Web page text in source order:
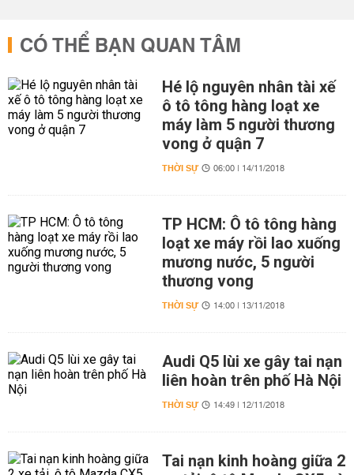
CÓ THỂ BẠN QUAN TÂM
Hé lộ nguyên nhân tài xế
ô tô tông hàng loạt xe
máy làm 5 người thương
vong ở quận 7
THỜI SỰ 06:00 | 14/11/2018
TP HCM: Ô tô tông hàng
loạt xe máy rồi lao xuống
mương nước, 5 người
thương vong
THỜI SỰ 14:00 | 13/11/2018
Audi Q5 lùi xe gây tai nạn
liên hoàn trên phố Hà Nội
THỜI SỰ 14:49 | 12/11/2018
Tai nạn kinh hoàng giữa 2